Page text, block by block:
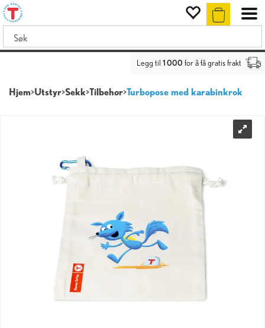
Legg til 1 000 for å få gratis frakt
Hjem>Utstyr>Sekk>Tilbehør>Turbopose med karabinkrok